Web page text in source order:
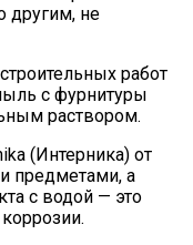
другим, не
работ
с фурнитуры
раствором.
(Интерника) от
предметами, а
с водой — это